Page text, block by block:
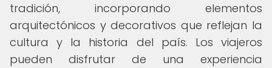
tradición, incorporando elementos
arquitectónicos y decorativos que reflejan la
cultura y la historia del país. Los viajeros
pueden disfrutar de una experiencia